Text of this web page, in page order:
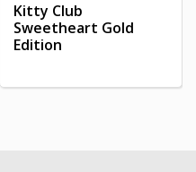
Kitty Club
Sweetheart Gold
Edition